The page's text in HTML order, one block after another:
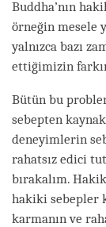
Buddha’nın
örneğin mesele
yalnızca bazı
ettiğimizin
Bütün bu
sebepten
deneyimlerin
rahatsız edici
bırakalım.
hakiki sebepler
karmanın ve